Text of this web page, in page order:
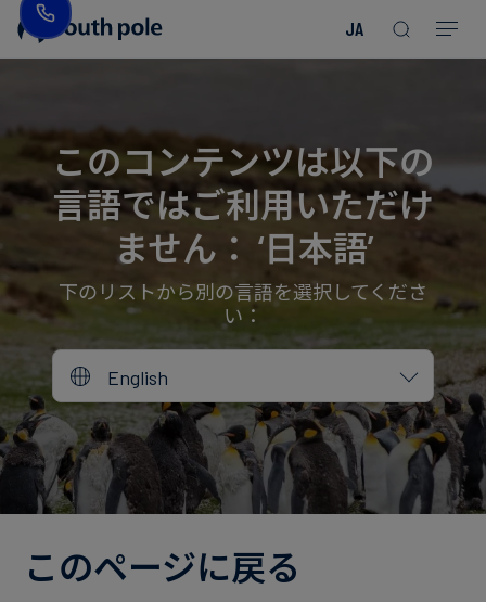
JA
役
員
紹
介
所
地
誠
実
へ
ァ
ッ
シ
ョ
ン
エ
ル
ギ
ー・
電
ガ
ス
ク
ト
を
見
る
レ
ポ
ー
ト
後
イ
ベ
ン
ト
ブ
ロ
Read more
Read more
Read more
Read more
Read more
Read more
Read more
Read more
Read more Read more
このコンテンツは以下の
言語ではご利用いただけ
ません： ‘日本語’
下のリストから別の言語を選択してくださ
い：
English
このページに戻る